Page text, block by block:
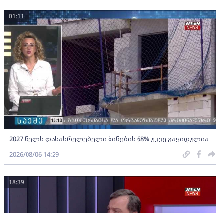
2027 წელს დასასრულებელი ბინების 68% უკვე გაყიდულია
01:11
2026/08/06 14:29
18:39